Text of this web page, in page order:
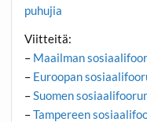
puhujia
Viitteitä:
– Maailman
– Euroopan
– Suomen
–Tampereen